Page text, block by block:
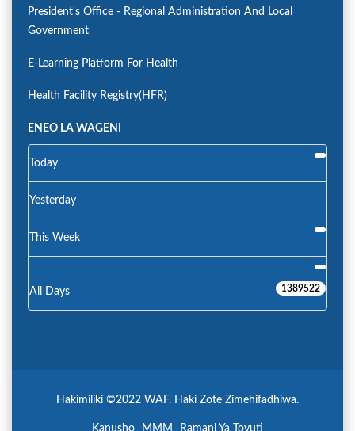
President's Office - Regional Administration And Local
Government
E-Learning Platform For Health
Health Facility Registry(HFR)
ENEO LA WAGENI
Today
Yesterday
This Week
All Days 1389522
Hakimiliki ©2022 WAF. Haki Zote Zimehifadhiwa.
Kanusho MMM Ramani Ya Tovuti